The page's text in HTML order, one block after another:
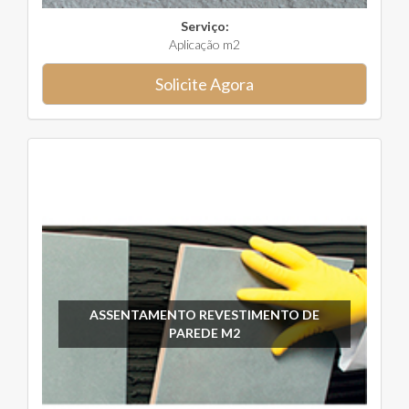
Serviço:
Aplicação m2
Solicite Agora
ASSENTAMENTO REVESTIMENTO DE
PAREDE M2